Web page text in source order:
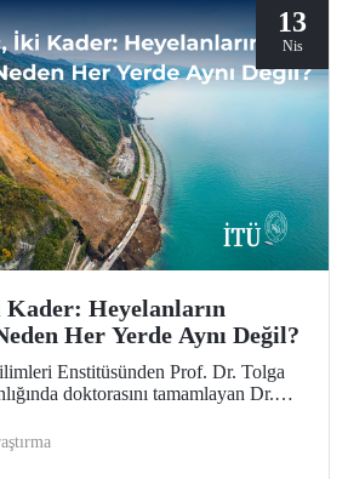
13
Nis
Heyelanların
Her Yerde Aynı Değil?
Enstitüsünden Prof. Dr. Tolga
doktorasını tamamlayan Dr.
ya da yağıştan çok,